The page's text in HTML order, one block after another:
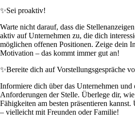
✨Sei proaktiv!
Warte nicht darauf, dass die
aktiv auf Unternehmen zu, die dich
möglichen offenen Positionen. Zeige dein
Motivation – das kommt immer gut an!
✨Bereite dich auf Vorstellungsgespräche
Informiere dich über das Unternehmen und
Anforderungen der Stelle. Überlege dir,
Fähigkeiten am besten präsentieren
– vielleicht mit Freunden oder Familie!